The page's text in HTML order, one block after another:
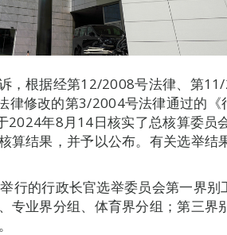
，根据经第12/2008号法律、第11/
修改的第3/2004号法律通过的《
2024年8月14日核实了总核算委员
算结果，并予以公布。有关选举结
行的行政长官选举委员会第一界别
专业界分组、体育界分组；第三界